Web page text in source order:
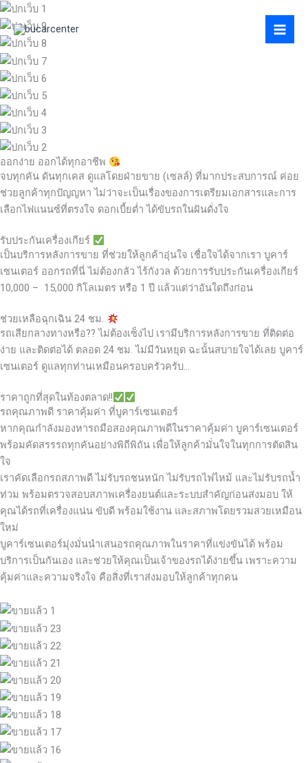
Skip
to
content
ออกง่าย ออกได้ทุกอาชีพ
จบทุกคัน ดันทุกเคส ดูแลโดยฝ่ายขาย (เซลล์) ที่มากประสบการณ์ ค่อย
ช่วยลูกค้าทุกปัญญหา ไม่ว่าจะเป็นเรื่องของการเตรียมเอกสารและการ
เลือกไฟแนนซ์ที่ตรงใจ ดอกเบี้ยต่ำ ได้ขับรถในฝันดั่งใจ
รับประกันเครื่องเกียร์
เป็นบริการหลังการขาย ที่ช่วยให้ลูกค้าอุ่นใจ เชื่อใจได้จากเรา บูคาร์
เซนเตอร์ ออกรถที่นี่ ไม่ต้องกลัว ไร้กังวล ด้วยการรับประกันเครื่องเกียร์
10,000 – 15,000 กิโลเมตร หรือ 1 ปี แล้วแต่ว่าอันใดถึงก่อน
ช่วยเหลือฉุกเฉิน 24 ชม.
รถเสียกลางทางหรือ?? ไม่ต้องเซ็งไป เรามีบริการหลังการขาย ที่ติดต่อ
ง่าย และติดต่อได้ ตลอด 24 ชม. ไม่มีวันหยุด ฉะนั้นสบายใจได้เลย บูคาร์
เซนเตอร์ ดูแลทุกท่านเหมือนครอบครัวครับ…
ราคาถูกที่สุดในท้องตลาด!!
รถคุณภาพดี ราคาคุ้มค่า ที่บูคาร์เซนเตอร์
หากคุณกำลังมองหารถมือสองคุณภาพดีในราคาคุ้มค่า บูคาร์เซนเตอร์
พร้อมคัดสรรรถทุกคันอย่างพิถีพิถัน เพื่อให้ลูกค้ามั่นใจในทุกการตัดสิน
ใจ
เราคัดเลือกรถสภาพดี ไม่รับรถชนหนัก ไม่รับรถไฟไหม้ และไม่รับรถน้ำ
ท่วม พร้อมตรวจสอบสภาพเครื่องยนต์และระบบสำคัญก่อนส่งมอบ ให้
คุณได้รถที่เครื่องแน่น ขับดี พร้อมใช้งาน และสภาพโดยรวมสวยเหมือน
ใหม่
บูคาร์เซนเตอร์มุ่งมั่นนำเสนอรถคุณภาพในราคาที่แข่งขันได้ พร้อม
บริการเป็นกันเอง และช่วยให้คุณเป็นเจ้าของรถได้ง่ายขึ้น เพราะความ
คุ้มค่าและความจริงใจ คือสิ่งที่เราส่งมอบให้ลูกค้าทุกคน